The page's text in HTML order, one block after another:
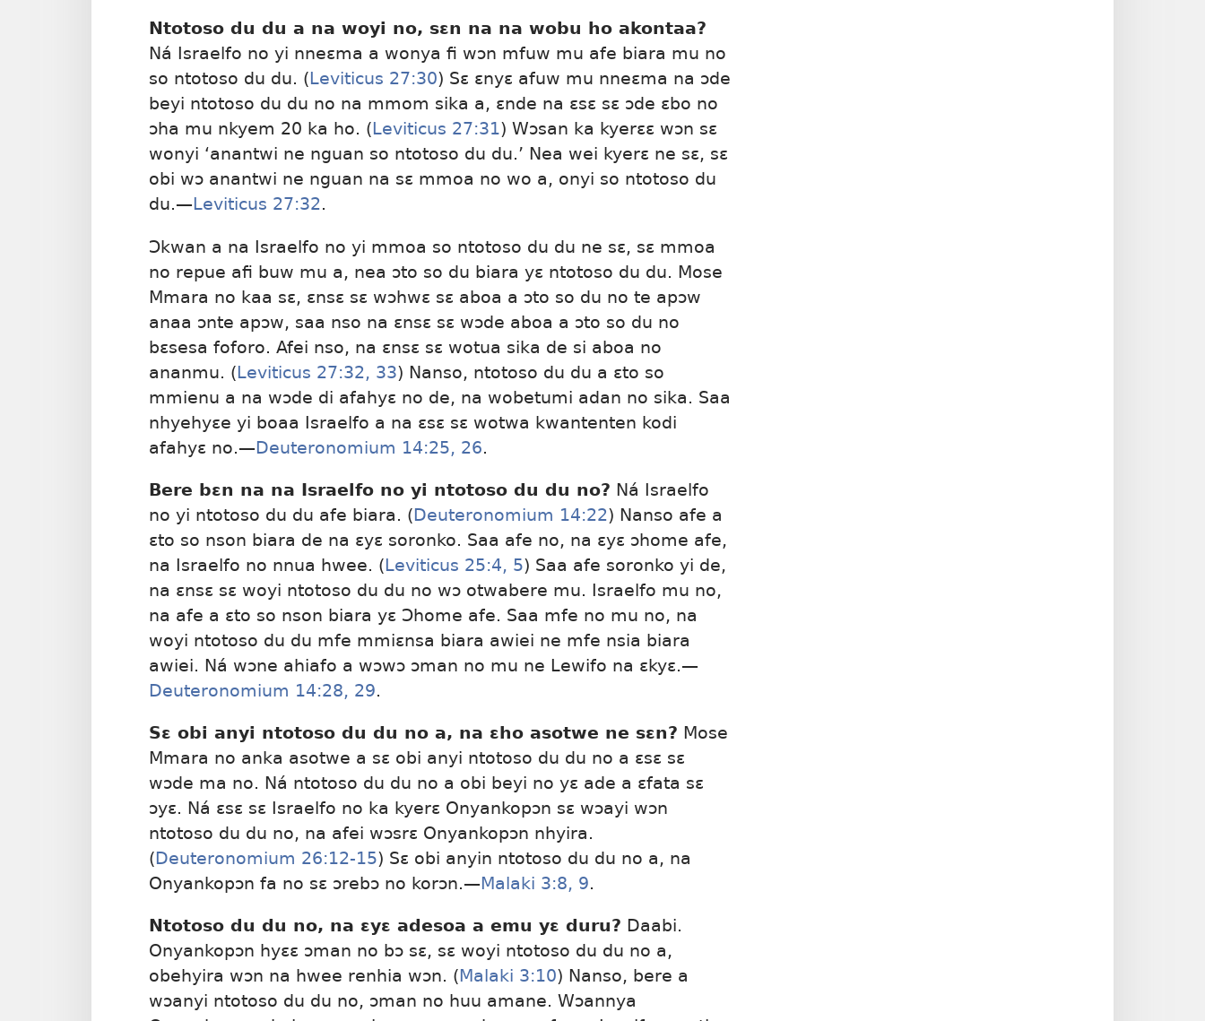
Ntotoso du du a na woyi no, sɛn na na wobu ho akontaa?
Ná Israelfo no yi nneɛma a wonya fi wɔn mfuw mu afe biara mu no
so ntotoso du du. (Leviticus 27:30) Sɛ ɛnyɛ afuw mu nneɛma na ɔde
beyi ntotoso du du no na mmom sika a, ɛnde na ɛsɛ sɛ ɔde ɛbo no
ɔha mu nkyem 20 ka ho. (Leviticus 27:31) Wɔsan ka kyerɛɛ wɔn sɛ
wonyi ‘anantwi ne nguan so ntotoso du du.’ Nea wei kyerɛ ne sɛ, sɛ
obi wɔ anantwi ne nguan na sɛ mmoa no wo a, onyi so ntotoso du
du.—Leviticus 27:32.
Ɔkwan a na Israelfo no yi mmoa so ntotoso du du ne sɛ, sɛ mmoa
no repue afi buw mu a, nea ɔto so du biara yɛ ntotoso du du. Mose
Mmara no kaa sɛ, ɛnsɛ sɛ wɔhwɛ sɛ aboa a ɔto so du no te apɔw
anaa ɔnte apɔw, saa nso na ɛnsɛ sɛ wɔde aboa a ɔto so du no
bɛsesa foforo. Afei nso, na ɛnsɛ sɛ wotua sika de si aboa no
ananmu. (Leviticus 27:32, 33) Nanso, ntotoso du du a ɛto so
mmienu a na wɔde di afahyɛ no de, na wobetumi adan no sika. Saa
nhyehyɛe yi boaa Israelfo a na ɛsɛ sɛ wotwa kwantenten kodi
afahyɛ no.—Deuteronomium 14:25, 26.
Bere bɛn na na Israelfo no yi ntotoso du du no? Ná Israelfo
no yi ntotoso du du afe biara. (Deuteronomium 14:22) Nanso afe a
ɛto so nson biara de na ɛyɛ soronko. Saa afe no, na ɛyɛ ɔhome afe,
na Israelfo no nnua hwee. (Leviticus 25:4, 5) Saa afe soronko yi de,
na ɛnsɛ sɛ woyi ntotoso du du no wɔ otwabere mu. Israelfo mu no,
na afe a ɛto so nson biara yɛ Ɔhome afe. Saa mfe no mu no, na
woyi ntotoso du du mfe mmiɛnsa biara awiei ne mfe nsia biara
awiei. Ná wɔne ahiafo a wɔwɔ ɔman no mu ne Lewifo na ɛkyɛ.—
Deuteronomium 14:28, 29.
Sɛ obi anyi ntotoso du du no a, na ɛho asotwe ne sɛn? Mose
Mmara no anka asotwe a sɛ obi anyi ntotoso du du no a ɛsɛ sɛ
wɔde ma no. Ná ntotoso du du no a obi beyi no yɛ ade a ɛfata sɛ
ɔyɛ. Ná ɛsɛ sɛ Israelfo no ka kyerɛ Onyankopɔn sɛ wɔayi wɔn
ntotoso du du no, na afei wɔsrɛ Onyankopɔn nhyira.
(Deuteronomium 26:12-15) Sɛ obi anyin ntotoso du du no a, na
Onyankopɔn fa no sɛ ɔrebɔ no korɔn.—Malaki 3:8, 9.
Ntotoso du du no, na ɛyɛ adesoa a emu yɛ duru? Daabi.
Onyankopɔn hyɛɛ ɔman no bɔ sɛ, sɛ woyi ntotoso du du no a,
obehyira wɔn na hwee renhia wɔn. (Malaki 3:10) Nanso, bere a
wɔanyi ntotoso du du no, ɔman no huu amane. Wɔannya